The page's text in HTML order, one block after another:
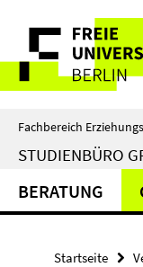
direkt
Inhalt
Service-
Navigation
Fachbereich
STUDIENBÜRO
BERATUNG
Startseite